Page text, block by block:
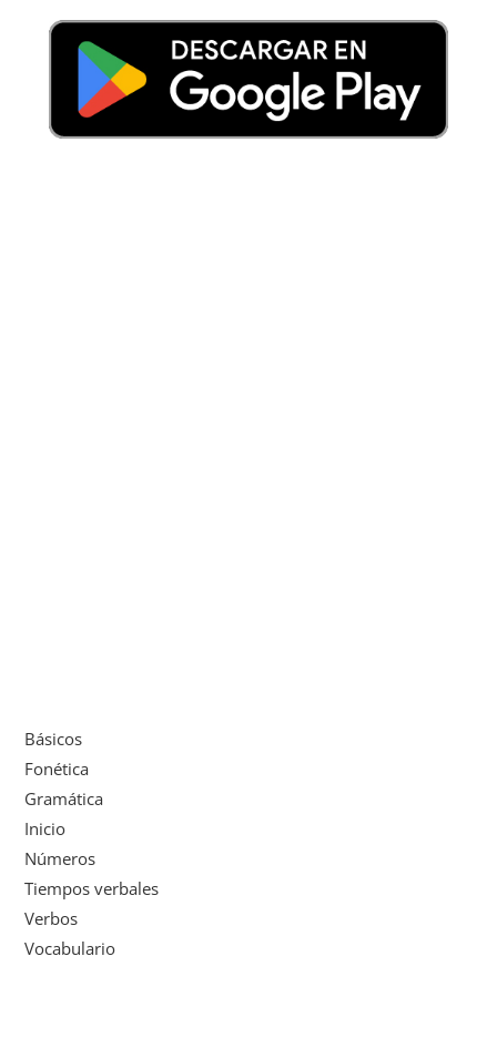
Básicos
Fonética
Gramática
Inicio
Números
Tiempos verbales
Verbos
Vocabulario